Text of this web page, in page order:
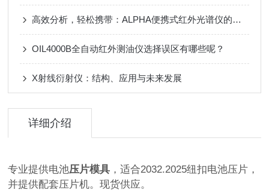
高效分析，轻松携带：ALPHA便携式红外光谱仪的优势与应用
OIL4000B全自动红外测油仪选择误区有哪些呢？
X射线衍射仪：结构、应用与未来发展
详细介绍
专业提供电池压片模具 ，适合2032.2025纽扣电池压片，
并提供配套压片机。现货供应。